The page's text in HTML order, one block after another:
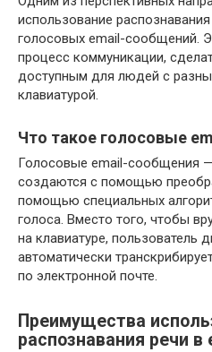
использование
голосовых email-сообщений.
процесс коммуникации,
доступным для людей с
клавиатурой.
Что такое голосовые
Голосовые email-сообщения
создаются с помощью
помощью специальных
голоса. Вместо того, чтобы
на клавиатуре, пользователь
автоматически
по электронной почте.
Преимущества
распознавания речи в